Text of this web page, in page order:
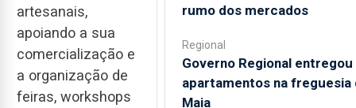
artesanais,
apoiando a sua
comercialização e
a organização de
feiras, workshops
rumo dos mercados
Regional
Governo Regional entregou
apartamentos na freguesia
Maia